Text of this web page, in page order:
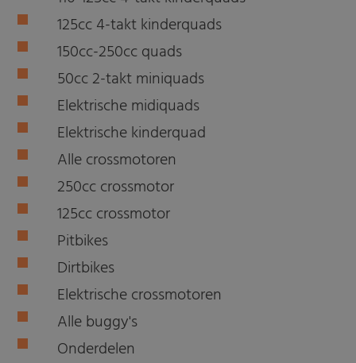
125cc 4-takt kinderquads
150cc-250cc quads
50cc 2-takt miniquads
Elektrische midiquads
Elektrische kinderquad
Alle crossmotoren
250cc crossmotor
125cc crossmotor
Pitbikes
Dirtbikes
Elektrische crossmotoren
Alle buggy's
Onderdelen